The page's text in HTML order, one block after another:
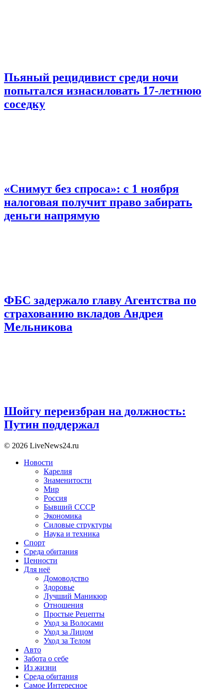
Пьяный рецидивист среди ночи
попытался изнасиловать 17-летнюю
соседку
«Снимут без спроса»: с 1 ноября
налоговая получит право забирать
деньги напрямую
ФБС задержало главу Агентства по
страхованию вкладов Андрея
Мельникова
Шойгу переизбран на должность:
Путин поддержал
© 2026 LiveNews24.ru
Новости
Карелия
Знаменитости
Мир
Россия
Бывший СССР
Экономика
Силовые структуры
Наука и техника
Спорт
Среда обитания
Ценности
Для неё
Домоводство
Здоровье
Лучший Маникюр
Отношения
Простые Рецепты
Уход за Волосами
Уход за Лицом
Уход за Телом
Авто
Забота о себе
Из жизни
Среда обитания
Самое Интересное